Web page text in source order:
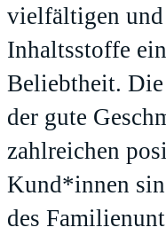
vielfältigen
Inhaltsstoffe
Beliebtheit.
der gute
zahlreichen
Kund*innen
des